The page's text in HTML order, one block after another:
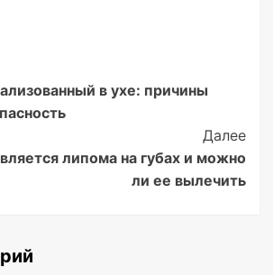
в ухе: причины
Далее
липома на губах и можно
ли ее вылечить